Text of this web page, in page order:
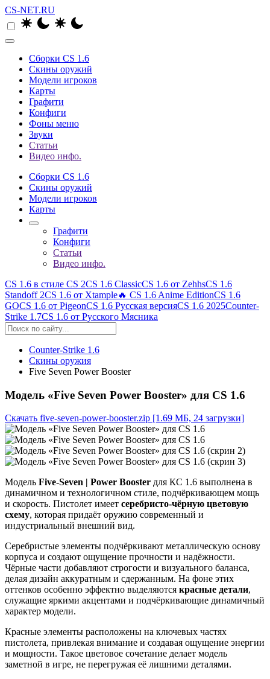
CS-NET.RU
Сборки CS 1.6
Скины оружий
Модели игроков
Карты
Графити
Конфиги
Фоны меню
Звуки
Статьи
Видео инфо.
Сборки CS 1.6
Скины оружий
Модели игроков
Карты
Графити
Конфиги
Статьи
Видео инфо.
CS 1.6 в стиле CS 2CS 1.6 ClassicCS 1.6 от ZehhsCS 1.6
Standoff 2CS 1.6 от Xtample🔥 CS 1.6 Anime EditionCS 1.6
GOCS 1.6 от PigeonCS 1.6 Русская версияCS 1.6 2025Counter-
Strike 1.7CS 1.6 от Русского Мясника
Counter-Strike 1.6
Скины оружия
Five Seven Power Booster
Модель «Five Seven Power Booster» для CS 1.6
Скачать five-seven-power-booster.zip [1.69 МБ, 24 загрузки]
Модель Five-Seven | Power Booster для КС 1.6 выполнена в
динамичном и технологичном стиле, подчёркивающем мощь
и скорость. Пистолет имеет серебристо-чёрную цветовую
схему, которая придаёт оружию современный и
индустриальный внешний вид.
Серебристые элементы подчёркивают металлическую основу
корпуса и создают ощущение прочности и надёжности.
Чёрные части добавляют строгости и визуального баланса,
делая дизайн аккуратным и сдержанным. На фоне этих
оттенков особенно эффектно выделяются красные детали,
служащие яркими акцентами и подчёркивающие динамичный
характер модели.
Красные элементы расположены на ключевых частях
пистолета, привлекая внимание и создавая ощущение энергии
и мощности. Такое цветовое сочетание делает модель
заметной в игре, не перегружая её лишними деталями.